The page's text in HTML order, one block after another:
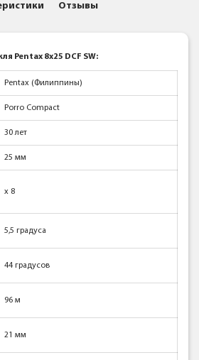
Отзывы
Pentax 8x25 DCF SW:
Pentax (Филиппины)
Porro Compact
30 лет
25 мм
x 8
5,5 градуса
44 градусов
96 м
21 мм